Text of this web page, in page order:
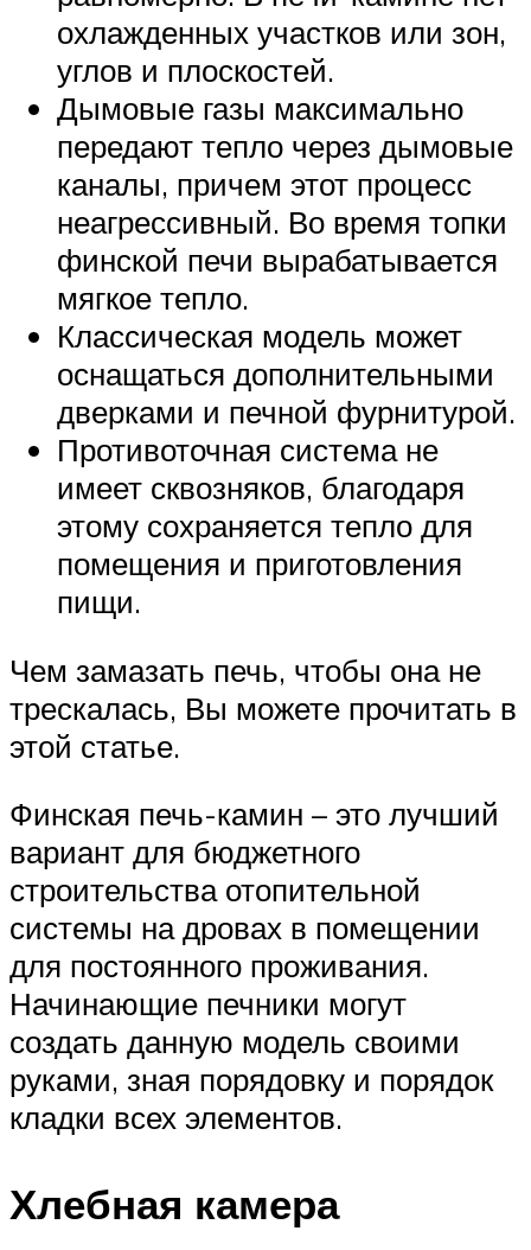
охлажденных участков или зон,
углов и плоскостей.
Дымовые газы максимально
передают тепло через дымовые
каналы, причем этот процесс
неагрессивный. Во время топки
финской печи вырабатывается
мягкое тепло.
Классическая модель может
оснащаться дополнительными
дверками и печной фурнитурой.
Противоточная система не
имеет сквозняков, благодаря
этому сохраняется тепло для
помещения и приготовления
пищи.
Чем замазать печь, чтобы она не
трескалась, Вы можете прочитать в
этой статье.
Финская печь-камин – это лучший
вариант для бюджетного
строительства отопительной
системы на дровах в помещении
для постоянного проживания.
Начинающие печники могут
создать данную модель своими
руками, зная порядовку и порядок
кладки всех элементов.
Хлебная камера